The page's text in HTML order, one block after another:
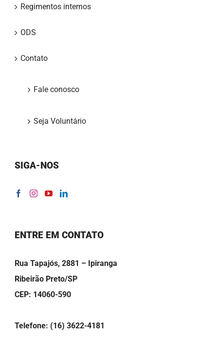
Regimentos internos
ODS
Contato
Fale conosco
Seja Voluntário
SIGA-NOS
ENTRE EM CONTATO
Rua Tapajós, 2881 – Ipiranga
Ribeirão Preto/SP
CEP: 14060-590
Telefone: (16) 3622-4181